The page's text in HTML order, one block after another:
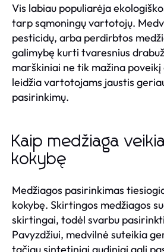
Vis labiau populiarėja
tarp sąmoningų vartotojų.
pesticidų, arba perdirbtos
galimybę kurti tvaresnius
marškiniai ne tik mažina
leidžia vartotojams jaustis
pasirinkimų.
Kaip medžiaga
kokybę
Medžiagos pasirinkimas
kokybę. Skirtingos medžiagos
skirtingai, todėl svarbu
Pavyzdžiui, medvilnė suteikia
tačiau sintetiniai audiniai gali